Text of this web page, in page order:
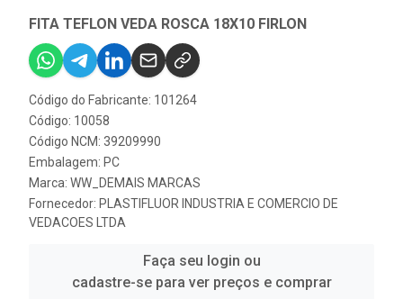
FITA TEFLON VEDA ROSCA 18X10 FIRLON
Código do Fabricante: 101264
Código: 10058
Código NCM: 39209990
Embalagem: PC
Marca: WW_DEMAIS MARCAS
Fornecedor: PLASTIFLUOR INDUSTRIA E COMERCIO DE
VEDACOES LTDA
Faça seu login ou
cadastre-se para ver preços e comprar